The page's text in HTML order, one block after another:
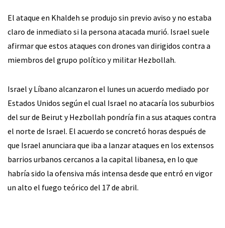
El ataque en Khaldeh se produjo sin previo aviso y no estaba
claro de inmediato si la persona atacada murió. Israel suele
afirmar que estos ataques con drones van dirigidos contra a
miembros del grupo político y militar Hezbollah.
Israel y Líbano alcanzaron el lunes un acuerdo mediado por
Estados Unidos según el cual Israel no atacaría los suburbios
del sur de Beirut y Hezbollah pondría fin a sus ataques contra
el norte de Israel. El acuerdo se concretó horas después de
que Israel anunciara que iba a lanzar ataques en los extensos
barrios urbanos cercanos a la capital libanesa, en lo que
habría sido la ofensiva más intensa desde que entró en vigor
un alto el fuego teórico del 17 de abril.